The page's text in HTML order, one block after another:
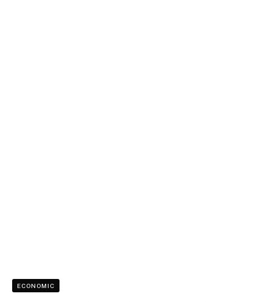
ECONOMIC